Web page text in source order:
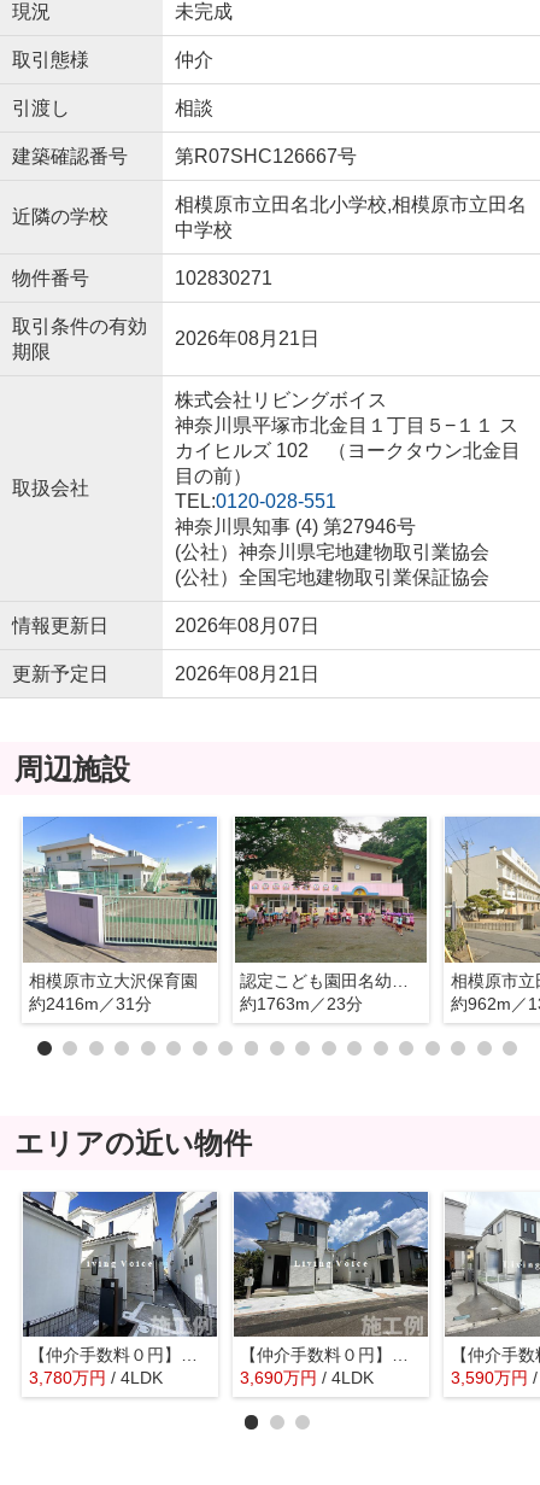
現況 未完成
取引態様 仲介
引渡し 相談
建築確認番号 第R07SHC126667号
近隣の学校
相模原市立田名北小学校,相模原市立田名
中学校
物件番号 102830271
取引条件の有効
期限
2026年08月21日
取扱会社
株式会社リビングボイス
神奈川県平塚市北金目１丁目５−１１ ス
カイヒルズ 102 （ヨークタウン北金目
目の前）
TEL:0120-028-551
神奈川県知事 (4) 第27946号
(公社）神奈川県宅地建物取引業協会
(公社）全国宅地建物取引業保証協会
情報更新日 2026年08月07日
更新予定日 2026年08月21日
周辺施設
相模原市立大沢保育園
約2416m／31分
約1763m／23分
約962m／
エリアの近い物件
【仲介手数料０円】相模原市中央区宮下本町1丁目4期 新築一戸建て
3,780万円 / 4LDK
【仲介手数料０円】相模原市中央区淵野辺本町1丁目 新築一戸建て 全5区画
3,690万円 / 4LDK 3,590万円